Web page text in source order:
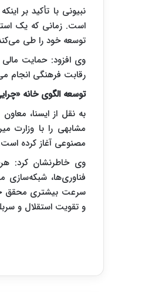
نبیونی با تأکید بر
است. زمانی که یک
توسعه خود را طی
وی افزود: حمایت مالی
رقابت فرهنگی انجام
توسعه الگوی خانه
به نقل از ایسنا،
مشابهی را با وزارت
مصنوعی آغاز کرده
وی خاطرنشان کرد:
فناوری‌ها، شبکه‌سازی
سرعت بیشتری محقق
و تقویت استقلال و